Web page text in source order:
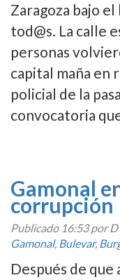
Zaragoza bajo el
tod@s. La calle
personas
capital maña en
policial de la
convocatoria
Gamonal
corrupción
Publicado 16:53por
Gamonal, Bulevar,
Después de